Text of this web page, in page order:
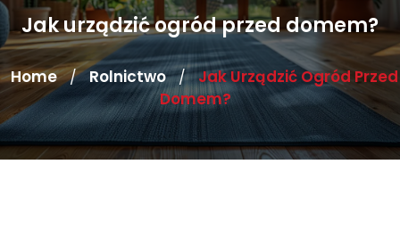
Jak urządzić ogród przed domem?
Home / Rolnictwo / Jak Urządzić Ogród Przed
Domem?